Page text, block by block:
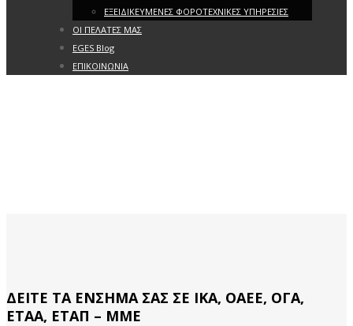
ΕΞΕΙΔΙΚΕΥΜΕΝΕΣ ΦΟΡΟΤΕΧΝΙΚΕΣ ΥΠΗΡΕΣΙΕΣ
ΟΙ ΠΕΛΑΤΕΣ ΜΑΣ
EGES Blog
ΕΠΙΚΟΙΝΩΝΙΑ
ΔΕΙΤΕ ΤΑ ΕΝΣΗΜΑ ΣΑΣ ΣΕ ΙΚΑ, ΟΑΕΕ, ΟΓΑ,
ΕΤΑΑ, ΕΤΑΠ – ΜΜΕ